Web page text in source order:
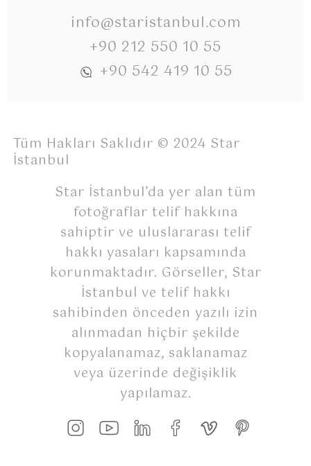
info@staristanbul.com
+90 212 550 10 55
+90 542 419 10 55
Tüm Hakları Saklıdır © 2024 Star
İstanbul
Star İstanbul’da yer alan tüm
fotoğraflar telif hakkına
sahiptir ve uluslararası telif
hakkı yasaları kapsamında
korunmaktadır. Görseller, Star
İstanbul ve telif hakkı
sahibinden önceden yazılı izin
alınmadan hiçbir şekilde
kopyalanamaz, saklanamaz
veya üzerinde değişiklik
yapılamaz.